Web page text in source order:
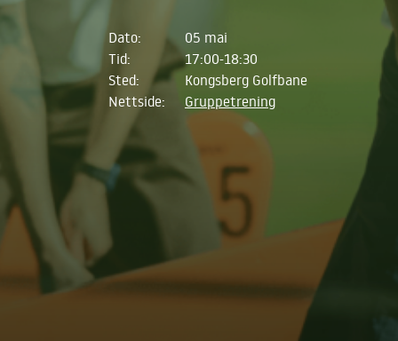
Dato:
05 mai
Tid:
17:00-18:30
Sted:
Kongsberg Golfbane
Nettside:
Gruppetrening